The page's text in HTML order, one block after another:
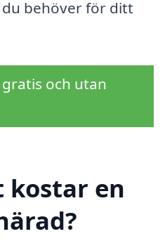
behöver för ditt
och utan
kostar en